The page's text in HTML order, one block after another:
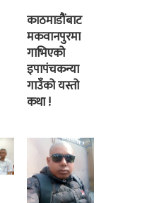
काठमाडौंबाट
मकवानपुरमा
गाभिएको
इपापंचकन्या
गाउँको यस्तो
कथा !